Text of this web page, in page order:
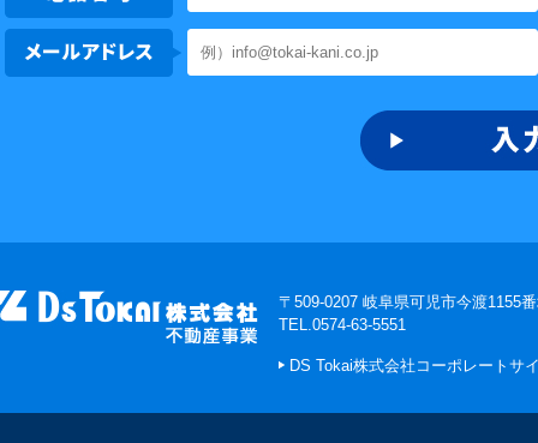
〒509-0207 岐阜県可児市今渡1155
TEL.0574-63-5551
DS Tokai株式会社コーポレートサ